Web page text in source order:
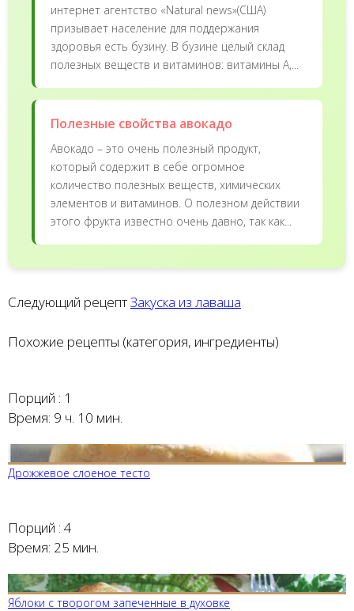
интернет агентство «Natural news»(США)
призывает население для поддержания
здоровья есть бузину. В бузине целый склад
полезных веществ и витаминов: витамины А,...
Полезные свойства авокадо
Авокадо – это очень полезный продукт,
который содержит в себе огромное
количество полезных веществ, химических
элементов и витаминов. О полезном действии
этого фрукта известно очень давно, так как...
Следующий рецептЗакуска из лаваша
Похожие рецепты (категория, ингредиенты)
Порций : 1
Время: 9 ч. 10 мин.
Дрожжевое слоеное тесто
Порций : 4
Время: 25 мин.
Яблоки с творогом запеченные в духовке